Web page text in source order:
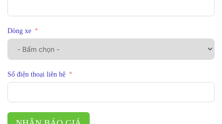
Dòng xe
Số điện thoại liên hệ